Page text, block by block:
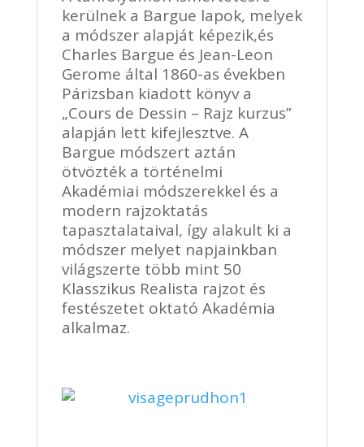
kerülnek a Bargue lapok, melyek
a módszer alapját képezik,és
Charles Bargue és Jean-Leon
Gerome által 1860-as években
Párizsban kiadott könyv a
„Cours de Dessin – Rajz kurzus”
alapján lett kifejlesztve. A
Bargue módszert aztán
ötvözték a történelmi
Akadémiai módszerekkel és a
modern rajzoktatás
tapasztalataival, így alakult ki a
módszer melyet napjainkban
világszerte több mint 50
Klasszikus Realista rajzot és
festészetet oktató Akadémia
alkalmaz.